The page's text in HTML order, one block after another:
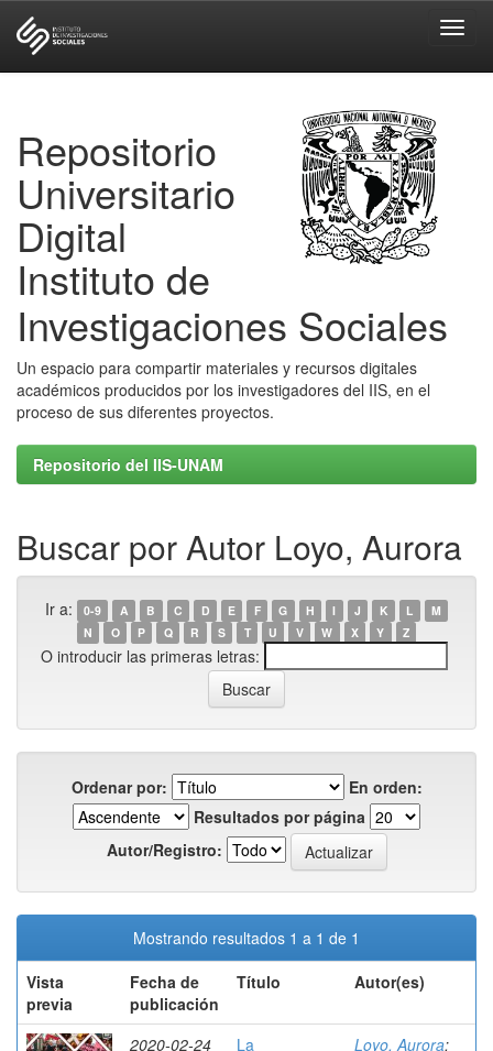
Repositorio
Universitario
Digital
Instituto de
Investigaciones Sociales
Un espacio para compartir materiales y recursos digitales
académicos producidos por los investigadores del IIS, en el
proceso de sus diferentes proyectos.
Repositorio del IIS-UNAM
Buscar por Autor Loyo, Aurora
Ir a: 0-9 A B C D E F G H I J K L
M
N
O P Q R S T U V W X Y Z
O introducir las primeras letras:
Ordenar por:
En orden:
Resultados por página
Autor/Registro:
Mostrando resultados 1 a 1 de 1
Vista
previa
Fecha de
publicación
Título Autor(es)
2020-02-24
La
Loyo, Aurora;